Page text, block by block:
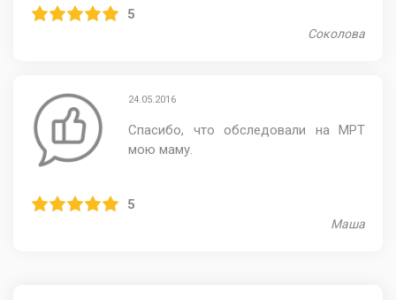
5
Соколова
24.05.2016
Спасибо, что обследовали на МРТ
мою маму.
5
Маша